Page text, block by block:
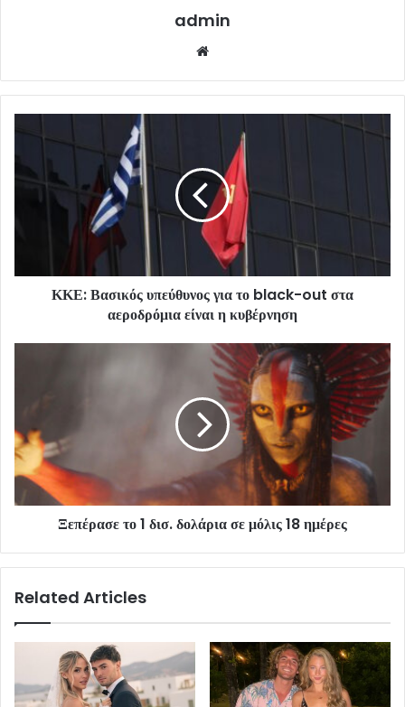
admin
ΚΚΕ: Βασικός υπεύθυνος για το black-out στα
αεροδρόμια είναι η κυβέρνηση
Ξεπέρασε το 1 δισ. δολάρια σε μόλις 18 ημέρες
Related Articles